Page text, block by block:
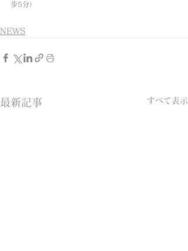
歩5分）
NEWS
最新記事 すべて表示